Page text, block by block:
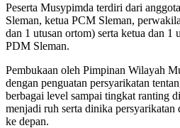
Peserta Musypimda terdiri dari
Sleman, ketua PCM Sleman,
dan 1 utusan ortom) serta ketua dan 1
PDM Sleman.
Pembukaan oleh Pimpinan Wilayah
dengan penguatan persyarikatan
berbagai level sampai tingkat ranting
menjadi ruh serta dinika persyarikatan
ke depan.